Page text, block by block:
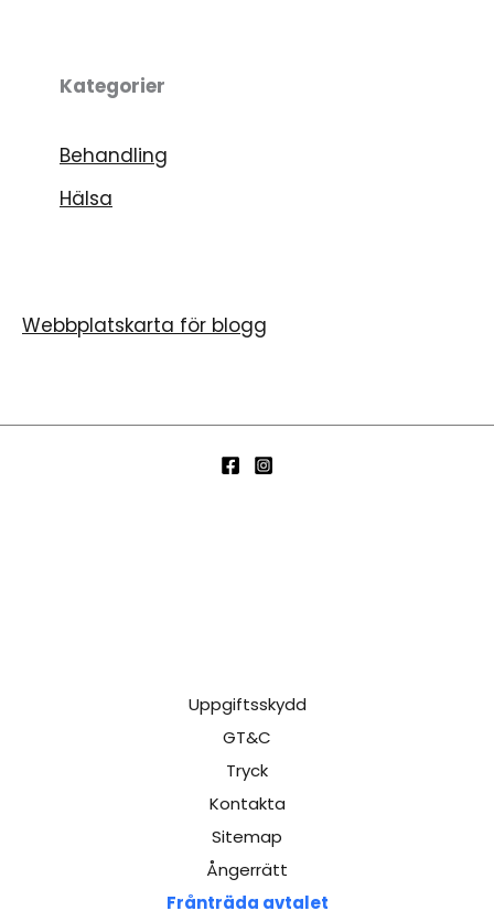
Kategorier
Behandling
Hälsa
Webbplatskarta för blogg
Uppgiftsskydd
GT&C
Tryck
Kontakta
Sitemap
Ångerrätt
Frånträda avtalet